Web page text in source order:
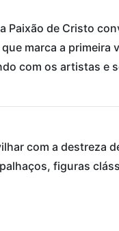
Paixão de Cristo
marca a primeira
com os artistas e
com a destreza
figuras